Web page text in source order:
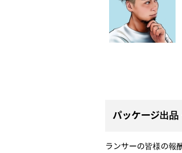
パッケージ出品
ランサーの皆様の報